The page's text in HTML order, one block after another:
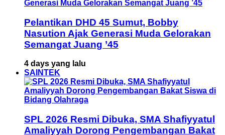
Pelantikan DHD 45 Sumut, Bobby
Nasution Ajak Generasi Muda Gelorakan
Semangat Juang ’45
4 days yang lalu
SAINTEK
SPL 2026 Resmi Dibuka, SMA Shafiyyatul
Amaliyyah Dorong Pengembangan Bakat